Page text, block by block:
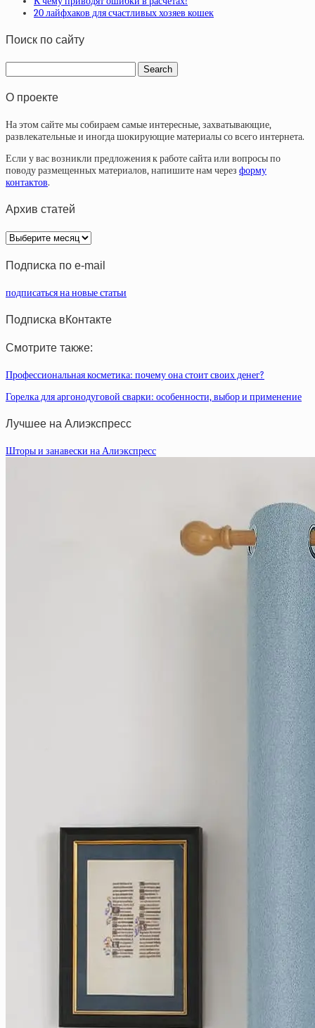
20 лайфхаков для счастливых хозяев кошек
Поиск по сайту
О проекте
На этом сайте мы собираем самые интересные, захватывающие,
развлекательные и иногда шокирующие материалы со всего интернета.
Если у вас возникли предложения к работе сайта или вопросы по
поводу размещенных материалов, напишите нам через форму
контактов.
Архив статей
Архив
статей
Подписка по e-mail
подписаться на новые статьи
Подписка вКонтакте
Смотрите также:
Профессиональная косметика: почему она стоит своих денег?
Горелка для аргонодуговой сварки: особенности, выбор и применение
Лучшее на Алиэкспресс
Шторы и занавески на Алиэкспресс